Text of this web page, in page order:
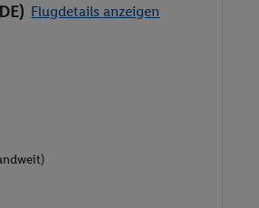
Flugdetails anzeigen